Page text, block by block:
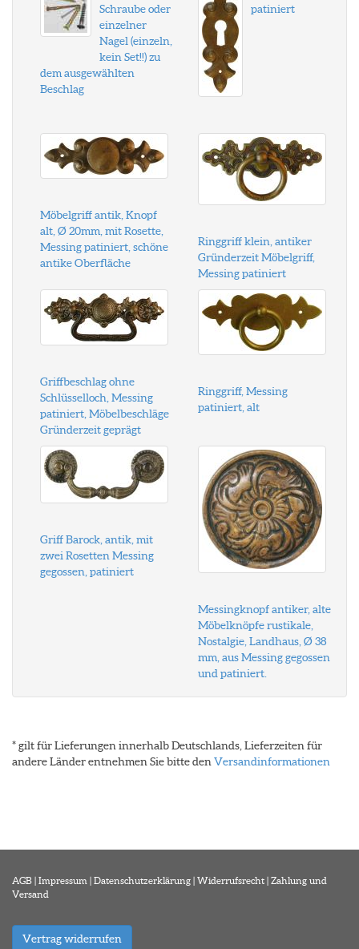
Schraube oder
einzelner
Nagel (einzeln,
kein Set!!) zu
dem ausgewählten
Beschlag
patiniert
Möbelgriff antik, Knopf
alt, Ø 20mm, mit Rosette,
Messing patiniert, schöne
antike Oberfläche
Ringgriff klein, antiker
Gründerzeit Möbelgriff,
Messing patiniert
Griffbeschlag ohne
Schlüsselloch, Messing
patiniert, Möbelbeschläge
Gründerzeit geprägt
Ringgriff, Messing
patiniert, alt
Griff Barock, antik, mit
zwei Rosetten Messing
gegossen, patiniert
Messingknopf antiker, alte
Möbelknöpfe rustikale,
Nostalgie, Landhaus, Ø 38
mm, aus Messing gegossen
und patiniert.
* gilt für Lieferungen innerhalb Deutschlands, Lieferzeiten für
andere Länder entnehmen Sie bitte den Versandinformationen
AGB | Impressum | Datenschutzerklärung | Widerrufsrecht | Zahlung und
Versand
Vertrag widerrufen